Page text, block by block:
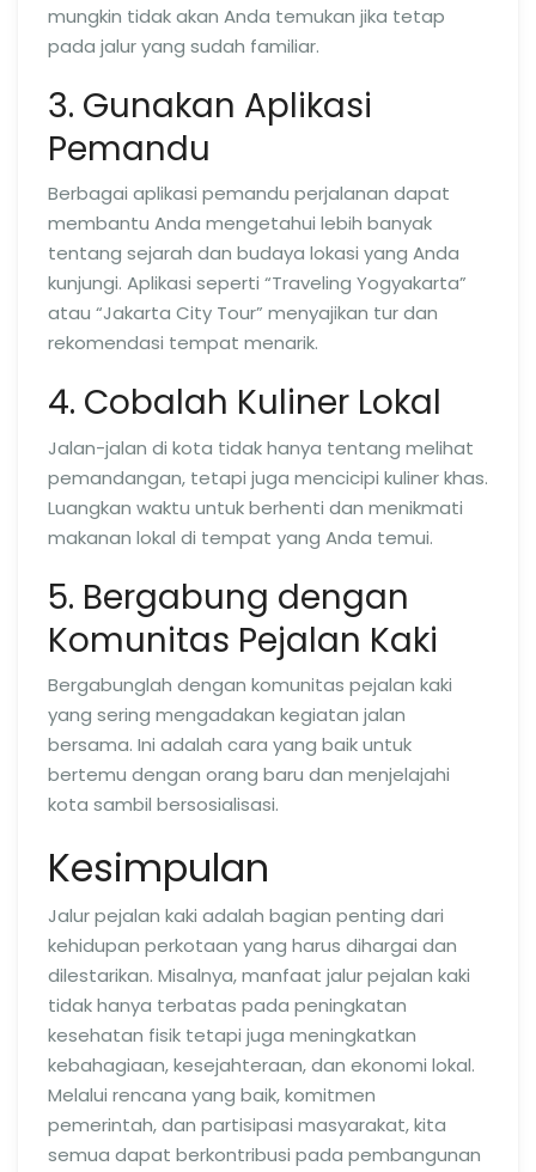
mungkin tidak akan Anda temukan jika tetap
pada jalur yang sudah familiar.
3. Gunakan Aplikasi
Pemandu
Berbagai aplikasi pemandu perjalanan dapat
membantu Anda mengetahui lebih banyak
tentang sejarah dan budaya lokasi yang Anda
kunjungi. Aplikasi seperti “Traveling Yogyakarta”
atau “Jakarta City Tour” menyajikan tur dan
rekomendasi tempat menarik.
4. Cobalah Kuliner Lokal
Jalan-jalan di kota tidak hanya tentang melihat
pemandangan, tetapi juga mencicipi kuliner khas.
Luangkan waktu untuk berhenti dan menikmati
makanan lokal di tempat yang Anda temui.
5. Bergabung dengan
Komunitas Pejalan Kaki
Bergabunglah dengan komunitas pejalan kaki
yang sering mengadakan kegiatan jalan
bersama. Ini adalah cara yang baik untuk
bertemu dengan orang baru dan menjelajahi
kota sambil bersosialisasi.
Kesimpulan
Jalur pejalan kaki adalah bagian penting dari
kehidupan perkotaan yang harus dihargai dan
dilestarikan. Misalnya, manfaat jalur pejalan kaki
tidak hanya terbatas pada peningkatan
kesehatan fisik tetapi juga meningkatkan
kebahagiaan, kesejahteraan, dan ekonomi lokal.
Melalui rencana yang baik, komitmen
pemerintah, dan partisipasi masyarakat, kita
semua dapat berkontribusi pada pembangunan